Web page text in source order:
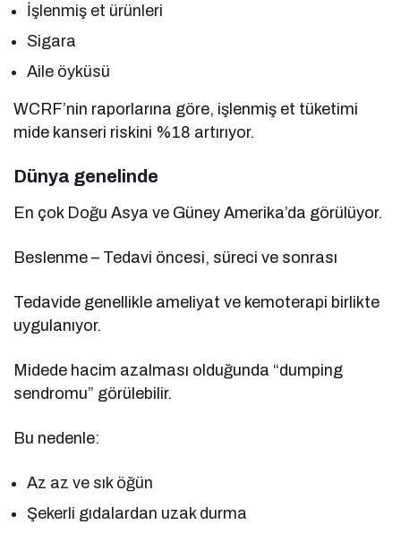
İşlenmiş et ürünleri
Sigara
Aile öyküsü
WCRF’nin raporlarına göre, işlenmiş et tüketimi
mide kanseri riskini %18 artırıyor.
Dünya genelinde
En çok Doğu Asya ve Güney Amerika’da görülüyor.
Beslenme – Tedavi öncesi, süreci ve sonrası
Tedavide genellikle ameliyat ve kemoterapi birlikte
uygulanıyor.
Midede hacim azalması olduğunda “dumping
sendromu” görülebilir.
Bu nedenle:
Az az ve sık öğün
Şekerli gıdalardan uzak durma